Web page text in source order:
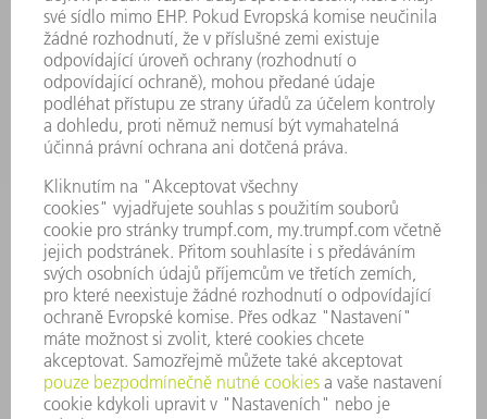
SERVIS
POUŽITÍ
ODVĚTVÍ
SPOLEČNOST
KARIÉRA
PRACOVNÍ NABÍDKY
PROFIL PODNIKU
VÝROČNÍ ZPRÁVA
ZÁSADY SPOLEČNOSTI
SHODA
SYSTÉM UPOZORŇOVAČŮ
SECURITY
TISKOVÉ ZPRÁVY
MAGAZÍN
UDRŽITELNOST
ŽIVOTNÍ PROSTŘEDÍ & KLIMA
SOCIÁLNÍ TÉMA & SPOLEČNOST
VEDENÍ FIRMY